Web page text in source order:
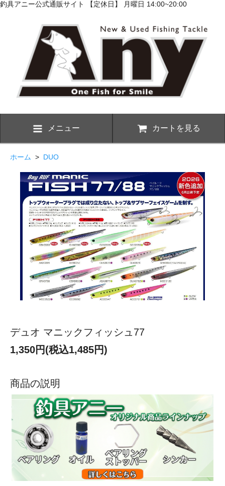
釣具アニー公式通販サイト 【定休日】 月曜日 14:00~20:00
メニュー カートを見る
ホーム > DUO
デュオ マニックフィッシュ77
1,350円(税込1,485円)
商品の説明